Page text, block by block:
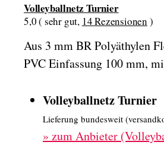
Volleyballnetz Turnier
5,0 ( sehr gut, 14 Rezensionen )
Aus 3 mm BR Polyäthylen
PVC Einfassung 100 mm,
Volleyballnetz Turnier
Lieferung bundesweit
» zum Anbieter